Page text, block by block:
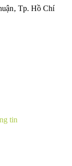
Tp. Hồ Chí
tin